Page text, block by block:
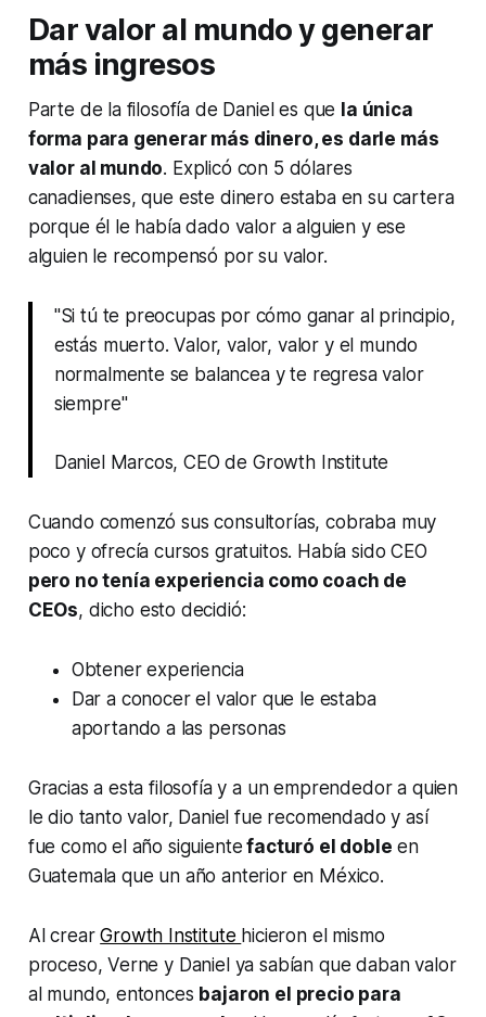
Dar valor al mundo y generar
más ingresos
Parte de la filosofía de Daniel es que la única
forma para generar más dinero, es darle más
valor al mundo. Explicó con 5 dólares
canadienses, que este dinero estaba en su cartera
porque él le había dado valor a alguien y ese
alguien le recompensó por su valor.
"Si tú te preocupas por cómo ganar al principio,
estás muerto. Valor, valor, valor y el mundo
normalmente se balancea y te regresa valor
siempre"
Daniel Marcos, CEO de Growth Institute
Cuando comenzó sus consultorías, cobraba muy
poco y ofrecía cursos gratuitos. Había sido CEO
pero no tenía experiencia como coach de
CEOs, dicho esto decidió:
Obtener experiencia
Dar a conocer el valor que le estaba
aportando a las personas
Gracias a esta filosofía y a un emprendedor a quien
le dio tanto valor, Daniel fue recomendado y así
fue como el año siguiente facturó el doble en
Guatemala que un año anterior en México.
Al crearGrowth Institute hicieron el mismo
proceso, Verne y Daniel ya sabían que daban valor
al mundo, entonces bajaron el precio para